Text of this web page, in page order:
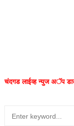
चंदगड लाईव्ह न्युज अॅप